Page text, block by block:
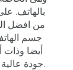
من افضل
جودة عالية ومشبعة والمهم انها تعمل في جميع الاضاءات القوية مثل اشعة الشمس او الاضاءات الخافتة الضعيفة.